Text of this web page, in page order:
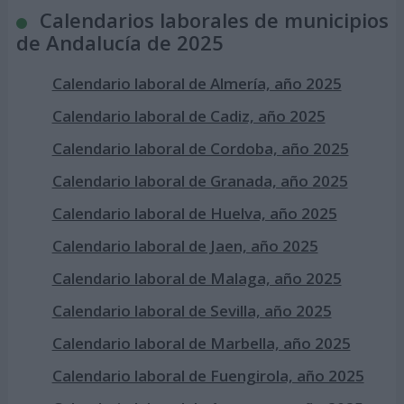
Calendarios laborales de municipios
de Andalucía de 2025
Calendario laboral de Almería, año 2025
Calendario laboral de Cadiz, año 2025
Calendario laboral de Cordoba, año 2025
Calendario laboral de Granada, año 2025
Calendario laboral de Huelva, año 2025
Calendario laboral de Jaen, año 2025
Calendario laboral de Malaga, año 2025
Calendario laboral de Sevilla, año 2025
Calendario laboral de Marbella, año 2025
Calendario laboral de Fuengirola, año 2025